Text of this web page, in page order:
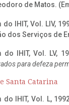
de Matos.
do IHIT, Vol. LIV,
dos Serviços de
do IHIT, Vol. LV,
para defeza
Santa Catarina
do IHIT, Vol. L,